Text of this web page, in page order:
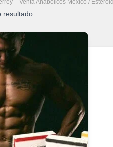
– Venta Anabolicos México /
resultado